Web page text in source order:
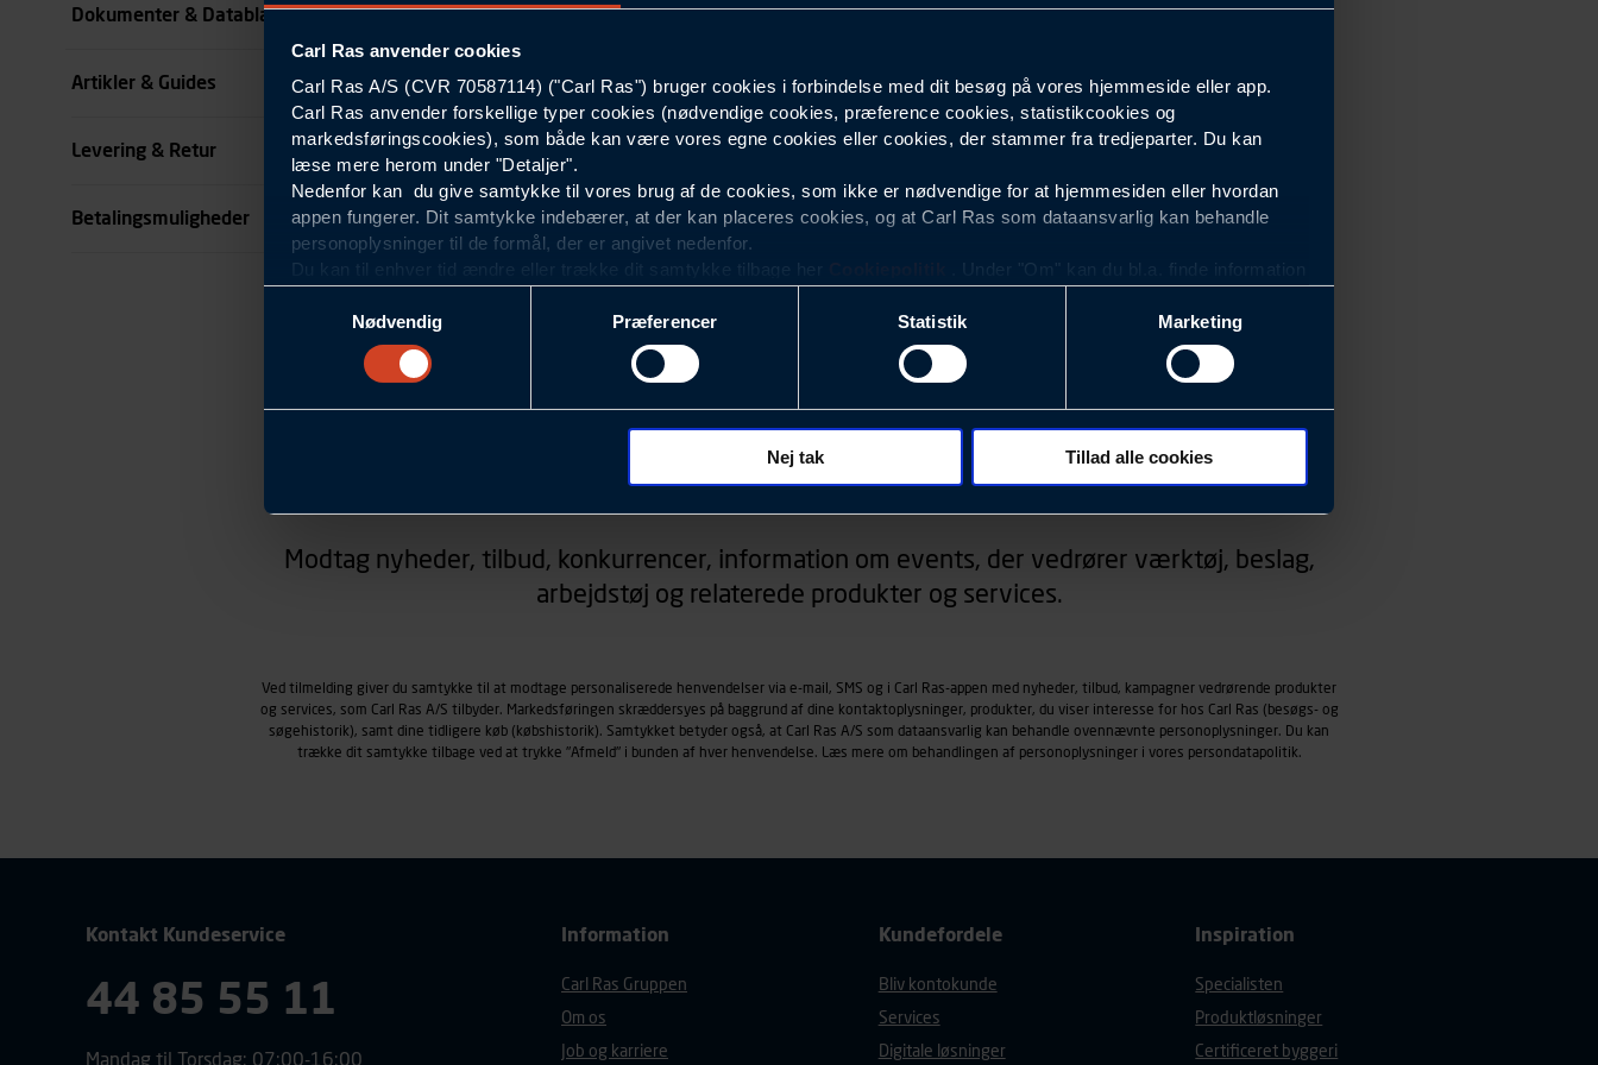
Carl Ras anvender cookies
Carl Ras A/S (CVR 70587114) ("Carl Ras") bruger cookies i forbindelse med dit besøg på vores hjemmeside eller app.
Carl Ras anvender forskellige typer cookies (nødvendige cookies, præference cookies, statistikcookies og
markedsføringscookies), som både kan være vores egne cookies eller cookies, der stammer fra tredjeparter. Du kan
læse mere herom under "Detaljer".
Nedenfor kan du give samtykke til vores brug af de cookies, som ikke er nødvendige for at hjemmesiden eller hvordan
appen fungerer. Dit samtykke indebærer, at der kan placeres cookies, og at Carl Ras som dataansvarlig kan behandle
personoplysninger til de formål, der er angivet nedenfor.
Du kan til enhver tid ændre eller trække dit samtykke tilbage her
. Under "Om" kan du bl.a. finde information
Statistikcookies
Carl Ras anvender statistikcookies med det formål at optimere design, brugervenlighed og effektiviteten af vores
hjemmeside og apps, herunder analyser af, hvilke oplysninger der er mest populære, og som derfor skal være nemme at
færden på siderne, tidspunkt, hvad der klikkes på, sider/indhold der besøges, browsertype, søgeord, IP-adresse,
informationer om enhedstype (computer, smartphone mv.) samt de features, der anvendes.
region, du befinder dig i.
Carl Ras anvender markedsføringscookies med det formål at spore besøgende på vores hjemmeside og apps med
klikkes på, sider/indhold der besøges, browsertype, søgeord, IP-adresse, informationer om enhedstype (computer,
smartphone mv.) samt de features, der anvendes.
Vi henviser endvidere til vorespersondatapolitik, der indeholder yderligere information om behandling af
personoplysninger.
Nødvendig
Præferencer Statistik Marketing
Nej tak Tillad alle cookies
se all specifikationer
Dokumenter & Datablade
Artikler & Guides
Levering & Retur
Betalingsmuligheder
Nyhedsbrev
Modtag nyheder, tilbud, konkurrencer, information om events, der vedrører værktøj, beslag,
arbejdstøj og relaterede produkter og services.
Ved tilmelding giver du samtykke til at modtage personaliserede henvendelser via e-mail, SMS og i Carl Ras-appen med nyheder, tilbud, kampagner vedrørende produkter
og services, som Carl Ras A/S tilbyder. Markedsføringen skræddersyes på baggrund af dine kontaktoplysninger, produkter, du viser interesse for hos Carl Ras (besøgs- og
søgehistorik), samt dine tidligere køb (købshistorik). Samtykket betyder også, at Carl Ras A/S som dataansvarlig kan behandle ovennævnte personoplysninger. Du kan
trække dit samtykke tilbage ved at trykke "Afmeld" i bunden af hver henvendelse. Læs mere om behandlingen af personoplysninger i vores persondatapolitik.
Kontakt Kundeservice
44 85 55 11
Mandag til Torsdag: 07:00-16:00
Information
Carl Ras Gruppen
Om os
Job og karriere
Kundefordele
Bliv kontokunde
Services
Digitale løsninger
Inspiration
Specialisten
Produktløsninger
Certificeret byggeri